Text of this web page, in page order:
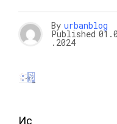
By urbanblog
Published
.2024
Ис